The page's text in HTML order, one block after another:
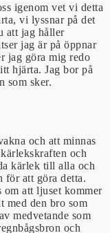
igenom vet vi detta
vi lyssnar på det
att jag håller
jag är på öppnar
jag göra mig redo
hjärta. Jag bor på
som sker.
och att minnas
och
kärlek till alla och
för att göra detta.
om att ljuset kommer
med den bro som
medvetande som
och